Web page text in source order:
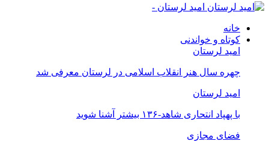
امید لرستان -
خانه
کوتاه و خواندنی
امید لرستان
چهره سال هنر انقلاب اسلامی در لرستان معرفی شد
امید لرستان
با پهپاد انتحاری شاهد-۱۳۶ بیشتر آشنا شوید
فضای مجازی